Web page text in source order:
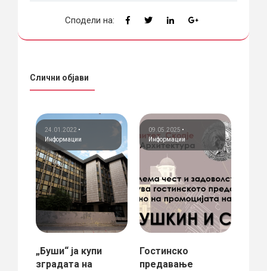
Сподели на:
Слични објави
24.01.2022 •
Информации
„Буши“ ја купи
зградата на
09.05.2025 •
Информации
Гостинско
предавање